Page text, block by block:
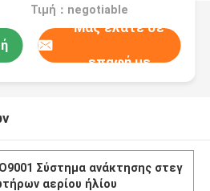
Τιμή：negotiable
Μας ελάτε σε
επαφή με
Σύστημα ανάκτησης στεγ
αερίου ήλίου